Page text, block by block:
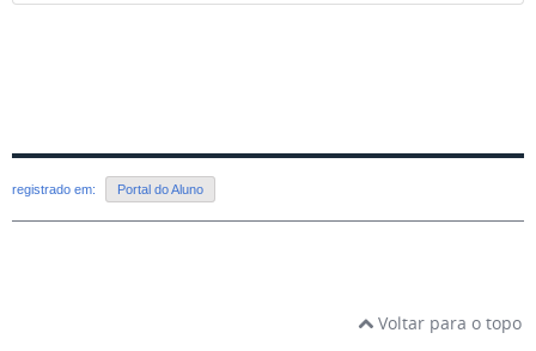
registrado em: Portal do Aluno
Voltar para o topo